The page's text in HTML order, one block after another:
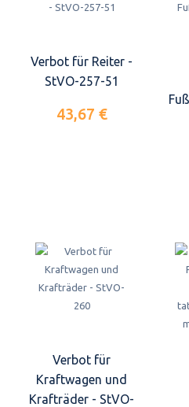
Verbot für Reiter -
StVO-257-51
43,67 €
Verbot für
Kraftwagen und
Krafträder - StVO-